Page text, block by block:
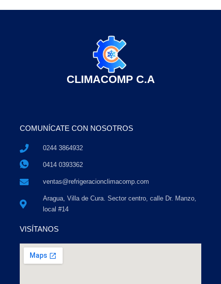
CLIMACOMP C.A
COMUNÍCATE CON NOSOTROS
0244 3864932
0414 0393362
ventas@refrigeracionclimacomp.com
Aragua, Villa de Cura. Sector centro, calle Dr. Manzo,
local #14
VISÍTANOS